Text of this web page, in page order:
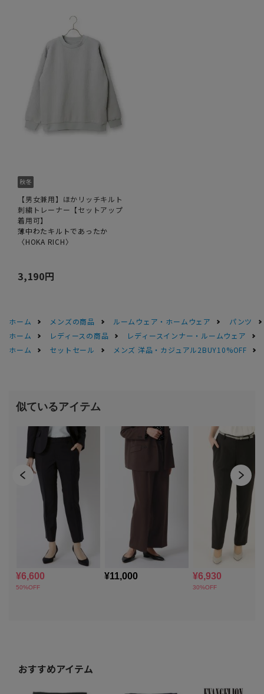
【男女兼用】ほかリッチキルト
刺繍トレーナー【セットアップ
着用可】
薄中わたキルトであったか
〈HOKA RICH〉
3,190円
ホーム メンズの商品 ルームウェア・ホームウェア
パンツ
ホーム
レディースの商品
レディースインナー・ルームウェア
ホーム
セットセール メンズ 洋品・カジュアル2BUY10%OFF